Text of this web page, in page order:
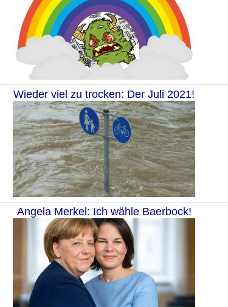
Wieder viel zu trocken: Der Juli 2021!
Angela Merkel: Ich wähle Baerbock!